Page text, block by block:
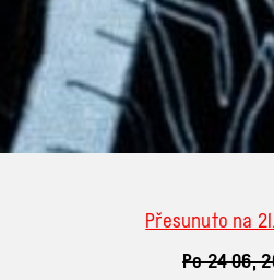
Přesunuto na
Po 24 06,